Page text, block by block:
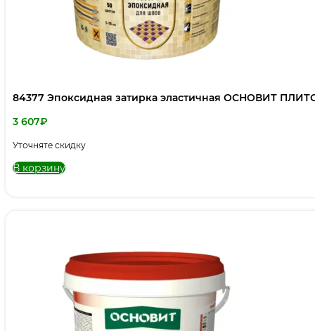
84377 Эпоксидная затирка эластичная ОСНОВИТ
3 607₽
Уточняте скидку
В корзину